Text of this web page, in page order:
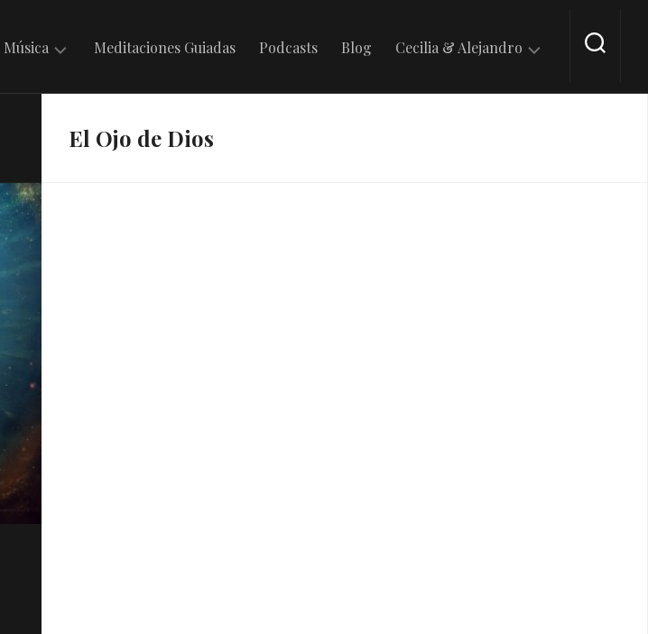
Música
Música
Celta
Música
Argentina
Música
con
Peque
Meditaciones Guiadas Podcasts Blog Cecilia & Alejandro
El Ojo de Dios